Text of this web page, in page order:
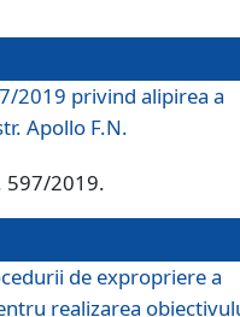
2019 privind alipirea a
Apollo F.N.
597/2019.
de expropriere a
realizarea